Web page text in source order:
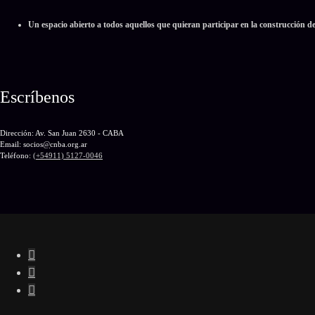
Un espacio abierto a todos aquellos que quieran participar en la construcción
Escríbenos
Dirección: Av. San Juan 2630 - CABA
Email: socios@cnba.org.ar
Teléfono: (+54911) 5127-0046